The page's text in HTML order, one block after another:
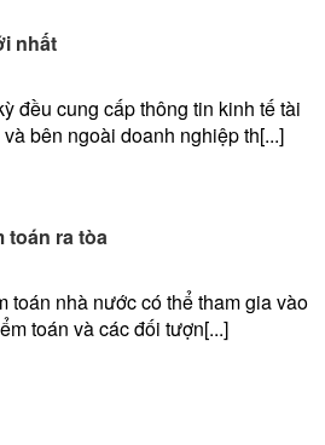
nhất
đều cung cấp thông tin kinh tế tài
bên ngoài doanh nghiệp th[...]
toán ra tòa
toán nhà nước có thể tham gia vào
toán và các đối tượn[...]